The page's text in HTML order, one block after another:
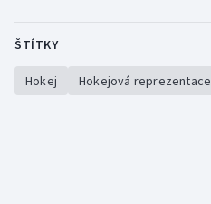
ŠTÍTKY
Hokej Hokejová reprezentace